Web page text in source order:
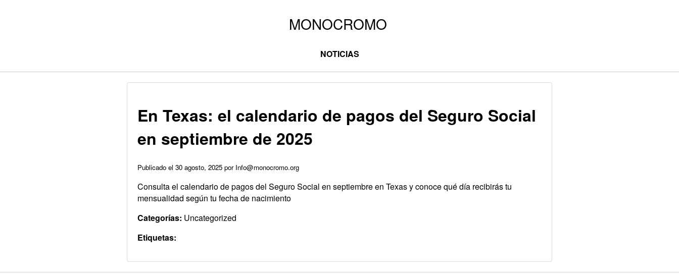
NOTICIAS
En Texas: el calendario de pagos del Seguro Social
en septiembre de 2025
Publicado el 30 agosto, 2025 por Info@monocromo.org
Consulta el calendario de pagos del Seguro Social en septiembre en Texas y conoce qué día recibirás tu
mensualidad según tu fecha de nacimiento
Categorías: Uncategorized
Etiquetas: